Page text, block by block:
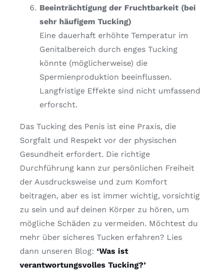
Beeinträchtigung der Fruchtbarkeit (bei
sehr häufigem Tucking)
Eine dauerhaft erhöhte Temperatur im
Genitalbereich durch enges Tucking
könnte (möglicherweise) die
Spermienproduktion beeinflussen.
Langfristige Effekte sind nicht umfassend
erforscht.
Das Tucking des Penis ist eine Praxis, die
Sorgfalt und Respekt vor der physischen
Gesundheit erfordert. Die richtige
Durchführung kann zur persönlichen Freiheit
der Ausdrucksweise und zum Komfort
beitragen, aber es ist immer wichtig, vorsichtig
zu sein und auf deinen Körper zu hören, um
mögliche Schäden zu vermeiden. Möchtest du
mehr über sicheres Tucken erfahren? Lies
dann unseren Blog: ‘Was ist
verantwortungsvolles Tucking?’